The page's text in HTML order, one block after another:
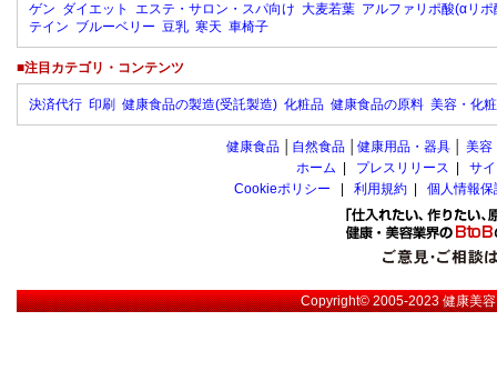
ゲン ダイエット エステ・サロン・スパ向け 大麦若葉 アルファリポ酸(αリポ
テイン ブルーベリー 豆乳 寒天 車椅子
■注目カテゴリ・コンテンツ
決済代行 印刷 健康食品の製造(受託製造) 化粧品 健康食品の原料 美容・化
健康食品 自然食品 健康用品・器具 美容
ホーム
プレスリリース
サ
Cookieポリシー
利用規約 個人情報
Copyright© 2005-2023健康美